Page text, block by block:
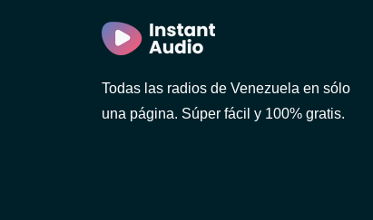
Todas las radios de Venezuela en sólo
una página. Súper fácil y 100% gratis.